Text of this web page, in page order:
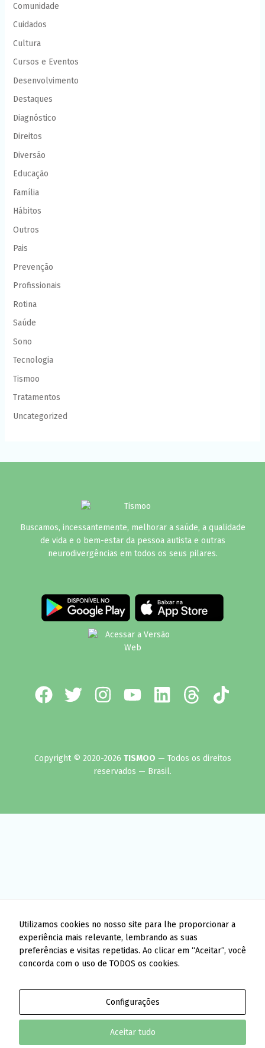
Comunidade
Cuidados
Cultura
Cursos e Eventos
Desenvolvimento
Destaques
Diagnóstico
Direitos
Diversão
Educação
Família
Hábitos
Outros
Pais
Prevenção
Profissionais
Rotina
Saúde
Sono
Tecnologia
Tismoo
Tratamentos
Uncategorized
Buscamos, incessantemente, melhorar a saúde, a qualidade
de vida e o bem-estar da pessoa autista e outras
neurodivergências em todos os seus pilares.
Copyright © 2020-2026 TISMOO — Todos os direitos
reservados — Brasil.
Utilizamos cookies no nosso site para lhe proporcionar a
experiência mais relevante, lembrando as suas
preferências e visitas repetidas. Ao clicar em “Aceitar”, você
concorda com o uso de TODOS os cookies.
Configurações
Aceitar tudo